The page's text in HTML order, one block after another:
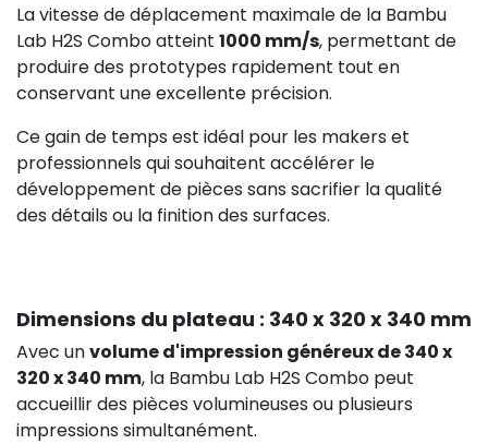
La vitesse de déplacement maximale de la Bambu
Lab H2S Combo atteint 1000 mm/s, permettant de
produire des prototypes rapidement tout en
conservant une excellente précision.
Ce gain de temps est idéal pour les makers et
professionnels qui souhaitent accélérer le
développement de pièces sans sacrifier la qualité
des détails ou la finition des surfaces.
Dimensions du plateau : 340 x 320 x 340 mm
Avec unvolume d'impression généreux de 340 x
320 x 340 mm, la Bambu Lab H2S Combo peut
accueillir des pièces volumineuses ou plusieurs
impressions simultanément.